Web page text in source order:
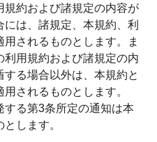
規約および諸規定の内容が
は、諸規定、本規約、利
されるものとします。ま
用規約および諸規定の内
る場合以外は、本規約と
されるものとします。
る第3条所定の通知は本
します。